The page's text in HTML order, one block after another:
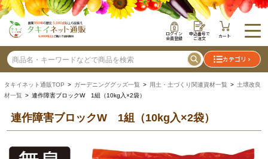
ログイン
会員登録
申込番号で
ご注文 カート
カテゴリ
タキイネット通販TOP > ガーデニンググッズ一覧 > 用土・土づくり関連資材一覧 > 土壌改良
材一覧 > 連作障害ブロックW 1組（10kg入×2袋）
連作障害ブロックW 1組（10kg入×2袋）